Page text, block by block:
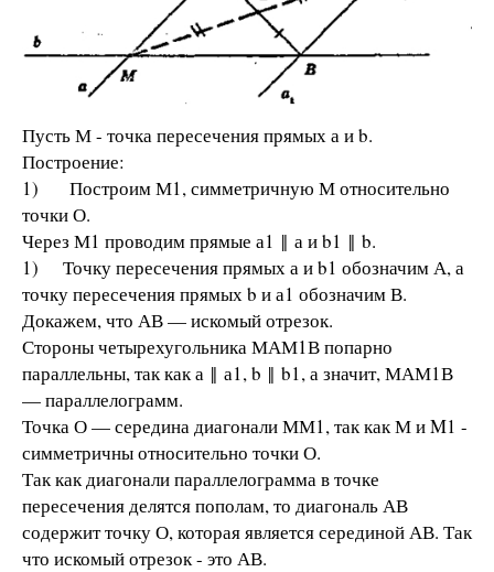
Пусть М - точка пересечения прямых а и b.
Построение:
1) Построим М1, симметричную М относительно
точки О.
Через М1 проводим прямые а1 ‖ а и b1 ‖ b.
1) Точку пересечения прямых а и b1 обозначим А, а
точку пересечения прямых b и а1 обозначим В.
Докажем, что АВ — искомый отрезок.
Стороны четырехугольника МАМ1В попарно
параллельны, так как а ‖ а1, b ‖ b1, а значит, МАМ1В
— параллелограмм.
Точка О — середина диагонали ММ1, так как М и M1 -
симметричны относительно точки О.
Так как диагонали параллелограмма в точке
пересечения делятся пополам, то диагональ АВ
содержит точку О, которая является серединой АВ. Так
что искомый отрезок - это АВ.